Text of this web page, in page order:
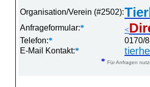
Organisation/Verein (#2502):
Anfrageformular:* <
Telefon:*
0170/
E-Mail Kontakt:*
* Für Anfragen